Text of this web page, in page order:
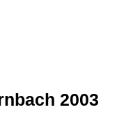
2003